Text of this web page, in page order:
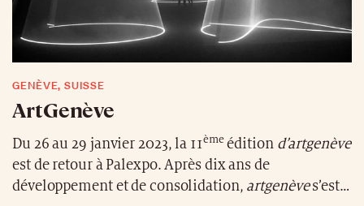
GENÈVE, SUISSE
ArtGenève
Du 26 au 29 janvier 2023, la 11èmeédition d’artgenève
est de retour à Palexpo. Après dix ans de
développement et de consolidation, artgenèves’est